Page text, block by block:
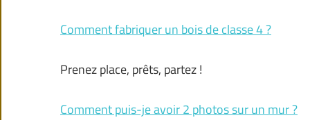
Comment fabriquer un bois de classe 4 ?
Prenez place, prêts, partez !
Comment puis-je avoir 2 photos sur un mur ?